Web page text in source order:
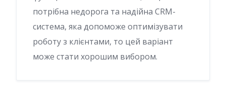
потрібна недорога та надійна CRM-
система, яка допоможе оптимізувати
роботу з клієнтами, то цей варіант
може стати хорошим вибором.